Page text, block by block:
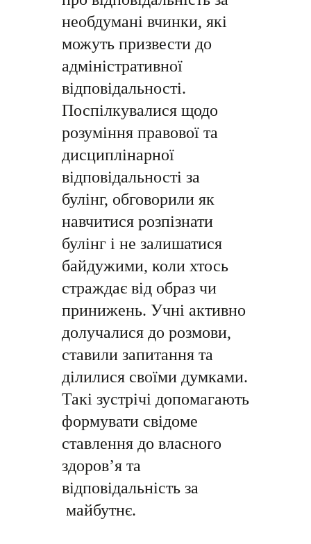
необдумані вчинки, які
можуть призвести до
адміністративної
відповідальності.
Поспілкувалися щодо
розуміння правової та
дисциплінарної
відповідальності за
булінг, обговорили як
навчитися розпізнати
булінг і не залишатися
байдужими, коли хтось
страждає від образ чи
принижень. Учні активно
долучалися до розмови,
ставили запитання та
ділилися своїми думками.
Такі зустрічі допомагають
формувати свідоме
ставлення до власного
здоров’я та
відповідальність за
майбутнє.